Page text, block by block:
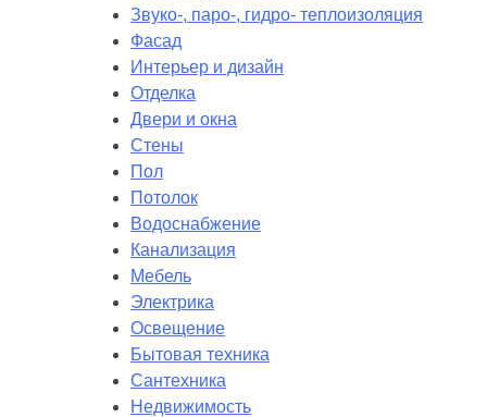
Звуко-, паро-, гидро- теплоизоляция
Фасад
Интерьер и дизайн
Отделка
Двери и окна
Стены
Пол
Потолок
Водоснабжение
Канализация
Мебель
Электрика
Освещение
Бытовая техника
Сантехника
Недвижимость